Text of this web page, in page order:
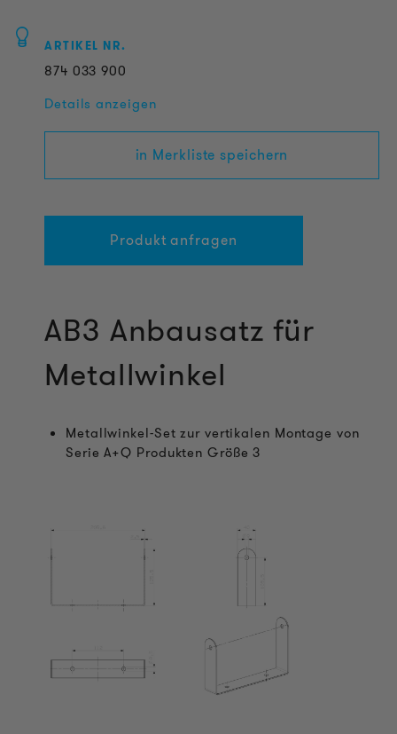
ARTIKEL NR.
874 033 900
Details anzeigen
in Merkliste speichern
Produkt anfragen
AB3 Anbausatz für
Metallwinkel
Metallwinkel-Set zur vertikalen Montage von
Serie A+Q Produkten Größe 3